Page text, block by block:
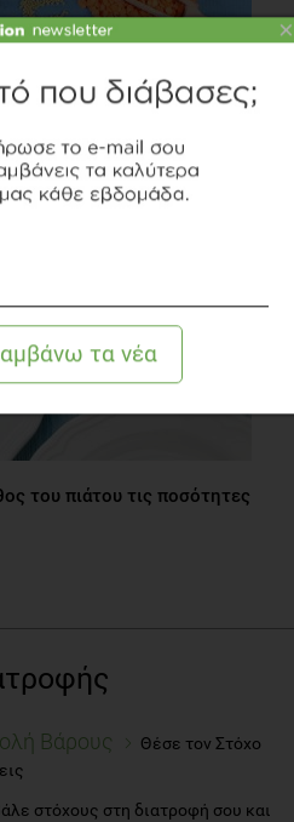
Ποιες τροφές να
του πιάτου τις ποσότητες
Βάρους
Θέσε τον Στόχο
στόχους στη διατροφή σου και
×